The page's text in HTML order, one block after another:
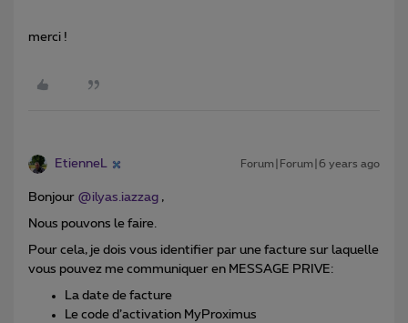
merci !
EtienneL Forum|Forum|6 years ago
Bonjour @ilyas.iazzag ,
Nous pouvons le faire.
Pour cela, je dois vous identifier par une facture sur laquelle
vous pouvez me communiquer en MESSAGE PRIVE:
La date de facture
Le code d’activation MyProximus